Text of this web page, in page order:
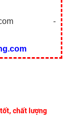
-
tốt, chất lượng